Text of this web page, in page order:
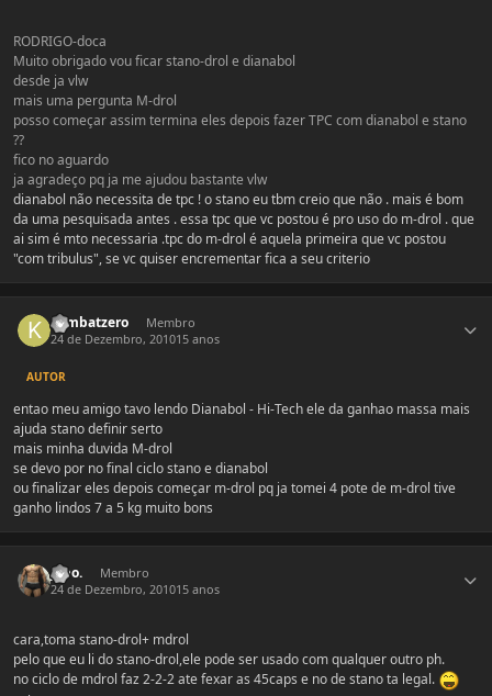
RODRIGO-doca
Muito obrigado vou ficar stano-drol e dianabol
desde ja vlw
mais uma pergunta M-drol
posso começar assim termina eles depois fazer TPC com dianabol e stano
??
fico no aguardo
ja agradeço pq ja me ajudou bastante vlw
dianabol não necessita de tpc ! o stano eu tbm creio que não . mais é bom
da uma pesquisada antes . essa tpc que vc postou é pro uso do m-drol . que
ai sim é mto necessaria .tpc do m-drol é aquela primeira que vc postou
"com tribulus", se vc quiser encrementar fica a seu criterio
kombatzero
Membro
24 de Dezembro, 201015 anos
AUTOR
entao meu amigo tavo lendo Dianabol - Hi-Tech ele da ganhao massa mais
ajuda stano definir serto
mais minha duvida M-drol
se devo por no final ciclo stano e dianabol
ou finalizar eles depois começar m-drol pq ja tomei 4 pote de m-drol tive
ganho lindos 7 a 5 kg muito bons
japo.
Membro
24 de Dezembro, 201015 anos
cara,toma stano-drol+ mdrol
pelo que eu li do stano-drol,ele pode ser usado com qualquer outro ph.
no ciclo de mdrol faz 2-2-2 ate fexar as 45caps e no de stano ta legal.